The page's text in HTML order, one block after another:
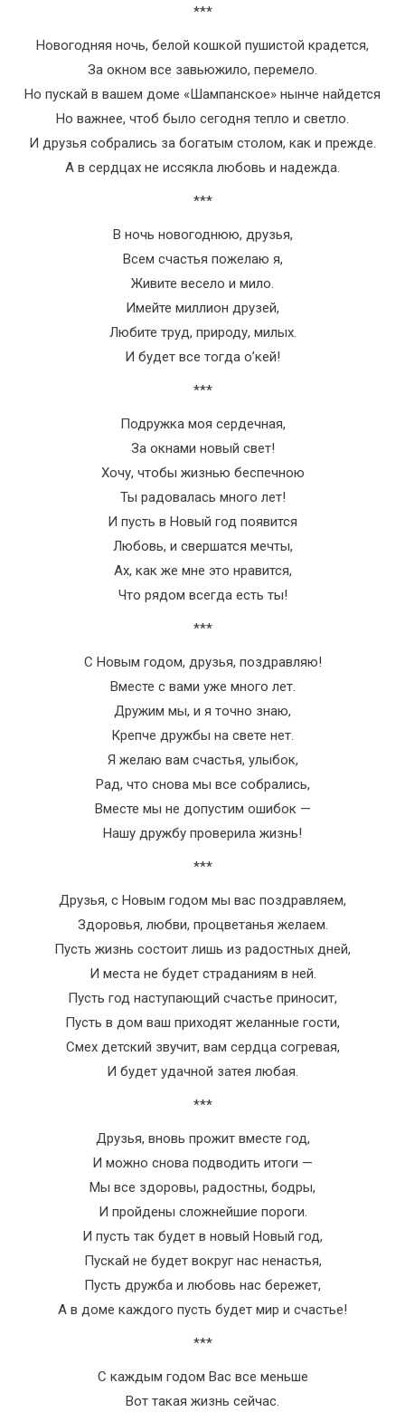
***
Новогодняя ночь, белой кошкой пушистой крадется,
За окном все завьюжило, перемело.
Но пускай в вашем доме «Шампанское» нынче найдется
Но важнее, чтоб было сегодня тепло и светло.
И друзья собрались за богатым столом, как и прежде.
А в сердцах не иссякла любовь и надежда.
***
В ночь новогоднюю, друзья,
Всем счастья пожелаю я,
Живите весело и мило.
Имейте миллион друзей,
Любите труд, природу, милых.
И будет все тогда о’кей!
***
Подружка моя сердечная,
За окнами новый свет!
Хочу, чтобы жизнью беспечною
Ты радовалась много лет!
И пусть в Новый год появится
Любовь, и свершатся мечты,
Ах, как же мне это нравится,
Что рядом всегда есть ты!
***
С Новым годом, друзья, поздравляю!
Вместе с вами уже много лет.
Дружим мы, и я точно знаю,
Крепче дружбы на свете нет.
Я желаю вам счастья, улыбок,
Рад, что снова мы все собрались,
Вместе мы не допустим ошибок —
Нашу дружбу проверила жизнь!
***
Друзья, с Новым годом мы вас поздравляем,
Здоровья, любви, процветанья желаем.
Пусть жизнь состоит лишь из радостных дней,
И места не будет страданиям в ней.
Пусть год наступающий счастье приносит,
Пусть в дом ваш приходят желанные гости,
Смех детский звучит, вам сердца согревая,
И будет удачной затея любая.
***
Друзья, вновь прожит вместе год,
И можно снова подводить итоги —
Мы все здоровы, радостны, бодры,
И пройдены сложнейшие пороги.
И пусть так будет в новый Новый год,
Пускай не будет вокруг нас ненастья,
Пусть дружба и любовь нас бережет,
А в доме каждого пусть будет мир и счастье!
***
C каждым годом Вас все меньше
Вот такая жизнь сейчас.